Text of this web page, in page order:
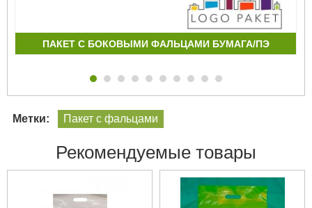
ПАКЕТ С БОКОВЫМИ ФАЛЬЦАМИ БУМАГА/ПЭ
Метки: Пакет с фальцами
Рекомендуемые товары